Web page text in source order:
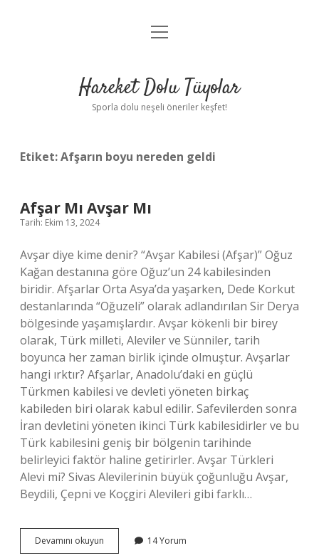
Anasayfa
Yasal Uyarı
menüyü
Hareket Dolu Tüyolar
Sporla dolu neşeli öneriler keşfet!
Etiket:Afşarın boyu nereden geldi
Afşar Mı Avşar Mı
Tarih: Ekim 13, 2024
Avşar diye kime denir? “Avşar Kabilesi (Afşar)” Oğuz
Kağan destanına göre Oğuz’un 24 kabilesinden
biridir. Afşarlar Orta Asya’da yaşarken, Dede Korkut
destanlarında “Oğuzeli” olarak adlandırılan Sir Derya
bölgesinde yaşamışlardır. Avşar kökenli bir birey
olarak, Türk milleti, Aleviler ve Sünniler, tarih
boyunca her zaman birlik içinde olmuştur. Avşarlar
hangi ırktır? Afşarlar, Anadolu’daki en güçlü
Türkmen kabilesi ve devleti yöneten birkaç
kabileden biri olarak kabul edilir. Safevilerden sonra
İran devletini yöneten ikinci Türk kabilesidirler ve bu
Türk kabilesini geniş bir bölgenin tarihinde
belirleyici faktör haline getirirler. Avşar Türkleri
Alevi mi? Sivas Alevilerinin büyük çoğunluğu Avşar,
Beydili, Çepni ve Koçgiri Alevileri gibi farklı…
Devamını okuyun
Mı
14 Yorum